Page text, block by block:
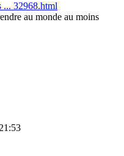
... 32968.html
au monde au moins